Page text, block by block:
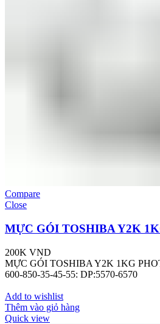
Compare
Close
MỰC GÓI TOSHIBA Y2K
200K VND
MỰC GÓI TOSHIBA Y2K 1KG
600-850-35-45-55: DP:5570-6570
Add to wishlist
Thêm vào giỏ hàng
Quick view